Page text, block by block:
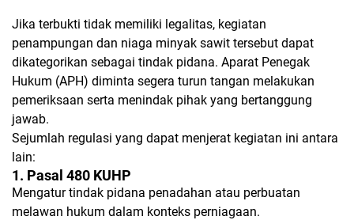
Jika terbukti tidak memiliki legalitas, kegiatan
penampungan dan niaga minyak sawit tersebut dapat
dikategorikan sebagai tindak pidana. Aparat Penegak
Hukum (APH) diminta segera turun tangan melakukan
pemeriksaan serta menindak pihak yang bertanggung
jawab.
Sejumlah regulasi yang dapat menjerat kegiatan ini antara
lain:
1. Pasal 480 KUHP
Mengatur tindak pidana penadahan atau perbuatan
melawan hukum dalam konteks perniagaan.